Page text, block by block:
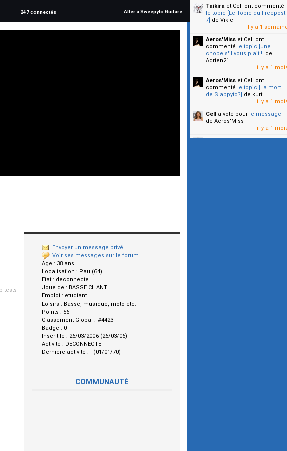
247 connectés Aller à Sweepyto Guitare
Envoyer un message privé
Voir ses messages sur le forum
Age : 38 ans
Localisation : Pau (64)
Etat : deconnecte
Joue de : BASSE CHANT
Emploi : etudiant
Loisirs : Basse, musique, moto etc.
Points : 56
Classement Global : #4423
Badge : 0
Inscrit le : 26/03/2006 (26/03/06)
Activité : DECONNECTE
Dernière activité : - (01/01/70)
COMMUNAUTÉ
tests
Taikira et Cell ont commenté
le topic [Le Topic du Freepost
7] de Vikie
il y a 1
Aeros'Miss et Cell ont
commenté le topic [une
chope s'il vous plait !] de
Adrien21
il y a 1
Aeros'Miss et Cell ont
commenté le topic [La mort
de Slappyto?] de kurt
il y a 1
Cell a voté pour le message
de Aeros'Miss
il y a 1
Cella voté pourle message